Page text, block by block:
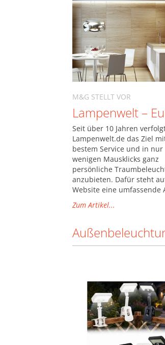
Spezielle Leuchtmittel
(213.143)
Stehlampen (39.157)
Taschenlampen
Wandbeleuchtung
M&G STELLT VOR
Seit über 10 Jahren
Lampenwelt.de das Ziel
bestem Service und in nur
wenigen Mausklicks ganz
persönliche
anzubieten. Dafür steht
Website eine umfassende
von rund 50.000 Lampen
Leuchten zur Verfügung,
werden.
Zum Artikel...